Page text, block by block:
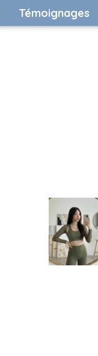
Témoignages